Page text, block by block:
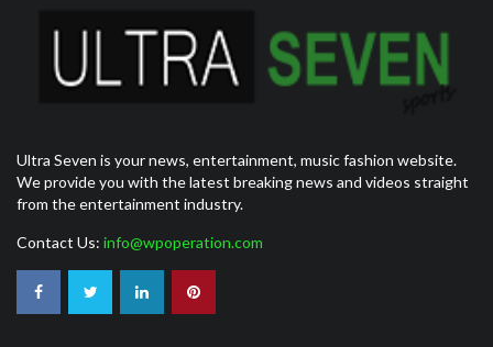
Ultra Seven is your news, entertainment, music fashion website.
We provide you with the latest breaking news and videos straight
from the entertainment industry.
Contact Us: info@wpoperation.com